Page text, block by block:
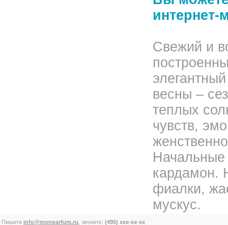
интернет-
Свежий и
весны –
теплых
чувств,
Начальные
кардамон.
фиалки,
мускус.
Пишите info@monparfum.ru , звоните: (495) xxx-xx-xx